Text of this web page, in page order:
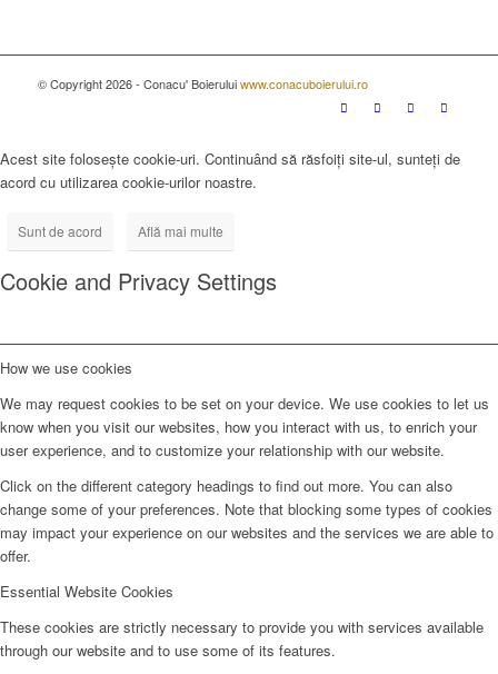
© Copyright 2026 - Conacu' Boieruluiwww.conacuboierului.ro
Acest site folosește cookie-uri. Continuând să răsfoiți site-ul, sunteți de
acord cu utilizarea cookie-urilor noastre.
Sunt de acord Află mai multe
Cookie and Privacy Settings
How we use cookies
We may request cookies to be set on your device. We use cookies to let us
know when you visit our websites, how you interact with us, to enrich your
user experience, and to customize your relationship with our website.
Click on the different category headings to find out more. You can also
change some of your preferences. Note that blocking some types of cookies
may impact your experience on our websites and the services we are able to
offer.
Essential Website Cookies
These cookies are strictly necessary to provide you with services available
through our website and to use some of its features.